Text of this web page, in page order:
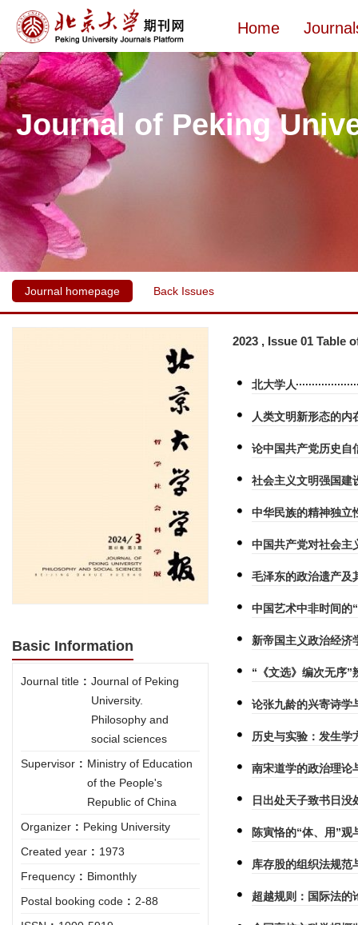
Home
Journal of Peking
Journal homepage Back Issues
Basic Information
Journal title : Journal of Peking
University.
Philosophy and
social sciences
Supervisor : Ministry of Education
of the People's
Republic of China
Organizer : Peking University
Created year : 1973
Frequency : Bimonthly
Postal booking code : 2-88
2023 , Issue 01 Table
北大学人
人类文明新形态的
论中国共产党历史自
社会主义文明强国建
中华民族的精神独立
中国共产党对社会主
毛泽东的政治遗产及
中国艺术中非时间的
新帝国主义政治经济
“《文选》编次无序”
论张九龄的兴寄诗学
历史与实验：发生学
南宋道学的政治理
日出处天子致书日
陈寅恪的“体、用”
库存股的组织法规范
超越规则：国际法的